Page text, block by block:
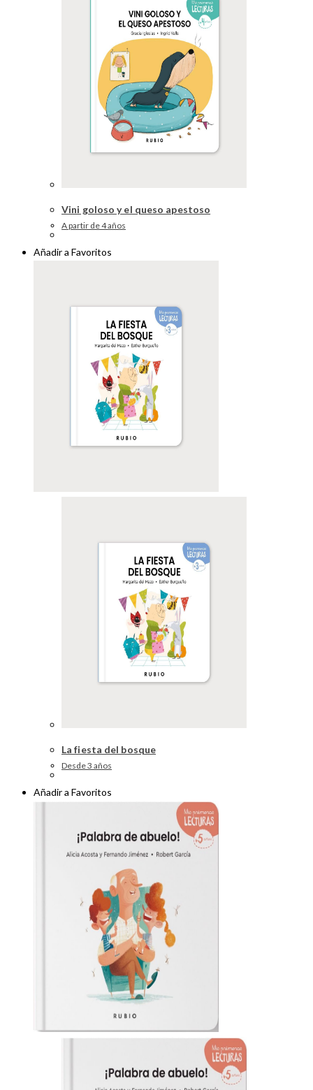
Vini goloso y el queso apestoso
A partir de 4 años
Añadir a Favoritos
La fiesta del bosque
Desde 3 años
Añadir a Favoritos